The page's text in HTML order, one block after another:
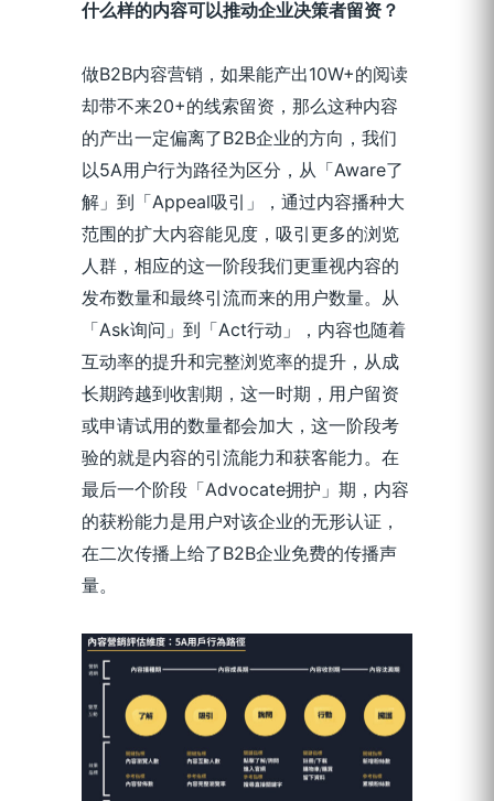
什么样的内容可以推动企业决策者留资？
做B2B内容营销，如果能产出10W+的阅读
却带不来20+的线索留资，那么这种内容
的产出一定偏离了B2B企业的方向，我们
以5A用户行为路径为区分，从「Aware了
解」到「Appeal吸引」，通过内容播种大
范围的扩大内容能见度，吸引更多的浏览
人群，相应的这一阶段我们更重视内容的
发布数量和最终引流而来的用户数量。从
「Ask询问」到「Act行动」，内容也随着
互动率的提升和完整浏览率的提升，从成
长期跨越到收割期，这一时期，用户留资
或申请试用的数量都会加大，这一阶段考
验的就是内容的引流能力和获客能力。在
最后一个阶段「Advocate拥护」期，内容
的获粉能力是用户对该企业的无形认证，
在二次传播上给了B2B企业免费的传播声
量。